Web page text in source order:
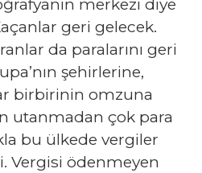
geri gelecek.
da paralarını geri
şehirlerine,
birbirinin omzuna
utanmadan çok para
bu ülkede vergiler
Vergisi ödenmeyen